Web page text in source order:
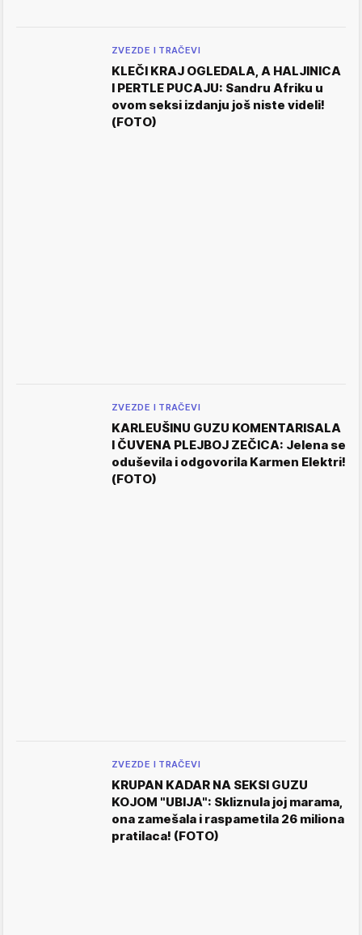
ZVEZDE I TRAČEVI
KLEČI KRAJ OGLEDALA, A HALJINICA
I PERTLE PUCAJU: Sandru Afriku u
ovom seksi izdanju još niste videli!
(FOTO)
ZVEZDE I TRAČEVI
KARLEUŠINU GUZU KOMENTARISALA
I ČUVENA PLEJBOJ ZEČICA: Jelena se
oduševila i odgovorila Karmen Elektri!
(FOTO)
ZVEZDE I TRAČEVI
KRUPAN KADAR NA SEKSI GUZU
KOJOM "UBIJA": Skliznula joj marama,
ona zamešala i raspametila 26 miliona
pratilaca! (FOTO)